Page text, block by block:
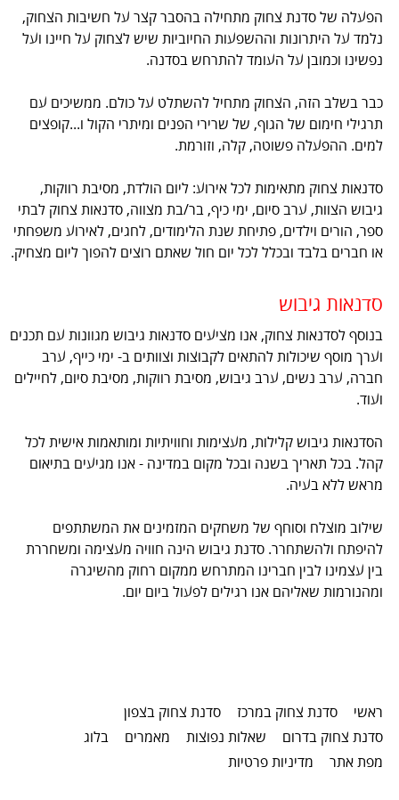
הפעלה של סדנת צחוק מתחילה בהסבר קצר על חשיבות הצחוק,
נלמד על היתרונות וההשפעות החיוביות שיש לצחוק על חיינו ועל
נפשינו וכמובן על העומד להתרחש בסדנה.
כבר בשלב הזה, הצחוק מתחיל להשתלט על כולם. ממשיכים עם
תרגילי חימום של הגוף, של שרירי הפנים ומיתרי הקול ו...קופצים
למים. ההפעלה פשוטה, קלה, וזורמת.
סדנאות צחוק מתאימות לכל אירוע: ליום הולדת, מסיבת רווקות,
גיבוש הצוות, ערב סיום, ימי כיף, בר/בת מצווה, סדנאות צחוק לבתי
ספר, הורים וילדים, פתיחת שנת הלימודים, לחגים, לאירוע משפחתי
או חברים בלבד ובכלל לכל יום חול שאתם רוצים להפוך ליום מצחיק.
סדנאות גיבוש
בנוסף לסדנאות צחוק, אנו מציעים סדנאות גיבוש מגוונות עם תכנים
וערך מוסף שיכולות להתאים לקבוצות וצוותים ב- ימי כייף, ערב
חברה, ערב נשים, ערב גיבוש, מסיבת רווקות, מסיבת סיום, לחיילים
ועוד.
הסדנאות גיבוש קלילות, מעצימות וחוויתיות ומותאמות אישית לכל
קהל. בכל תאריך בשנה ובכל מקום במדינה - אנו מגיעים בתיאום
מראש ללא בעיה.
שילוב מוצלח וסוחף של משחקים המזמינים את המשתתפים
להיפתח ולהשתחרר. סדנת גיבוש הינה חוויה מעצימה ומשחררת
בין עצמינו לבין חברינו המתרחש ממקום רחוק מהשיגרה
ומהנורמות שאליהם אנו רגילים לפעול ביום יום.
ראשי סדנת צחוק במרכז
סדנת צחוק בצפון
סדנת צחוק בדרום
שאלות נפוצות מאמרים
בלוג
מפת אתר
מדיניות פרטיות